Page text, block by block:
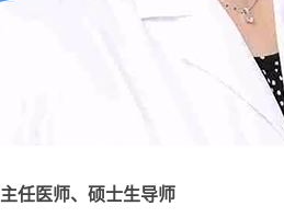
主任医师、硕士生导师